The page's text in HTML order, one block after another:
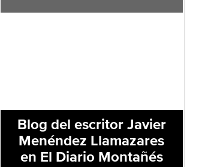
Blog del escritor Javier
Menéndez Llamazares
en El Diario Montañés